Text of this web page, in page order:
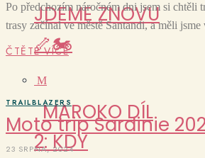
JDEME ZNOVU
🦴🏍️
MAROKO DÍL
2: KDY
Po předchozím náročném dni jsem si chtěli
trasy začínal ve městě Santandi, a měli
ČTĚTE VÍCE
M
TRAILBLAZERS
Moto trip Sardinie
23 SRPNA, 2024